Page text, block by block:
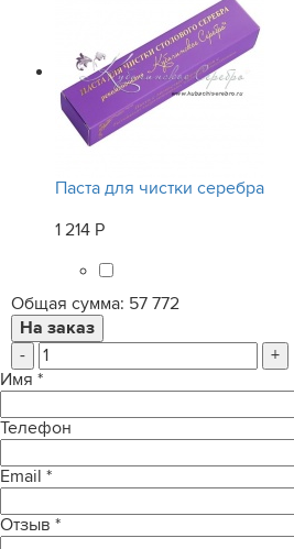
Паста для чистки серебра
1 214 Р
Общая сумма: 57 772
-
+
Имя *
Телефон
Email *
Отзыв *